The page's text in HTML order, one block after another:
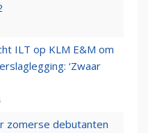
ILT op KLM E&M om
‘Zwaar
zomerse debutanten